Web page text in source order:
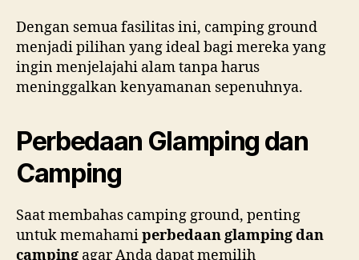
Dengan semua fasilitas ini, camping ground
menjadi pilihan yang ideal bagi mereka yang
ingin menjelajahi alam tanpa harus
meninggalkan kenyamanan sepenuhnya.
Perbedaan Glamping dan
Camping
Saat membahas camping ground, penting
untuk memahamiperbedaan glamping dan
camping agar Anda dapat memilih